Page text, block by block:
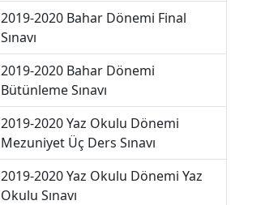
2019-2020 Bahar Dönemi Final
Sınavı
2019-2020 Bahar Dönemi
Bütünleme Sınavı
2019-2020 Yaz Okulu Dönemi
Mezuniyet Üç Ders Sınavı
2019-2020 Yaz Okulu Dönemi Yaz
Okulu Sınavı